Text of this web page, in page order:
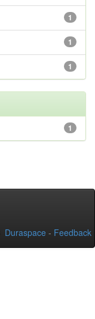
1
1
1
1
Duraspace - Feedback